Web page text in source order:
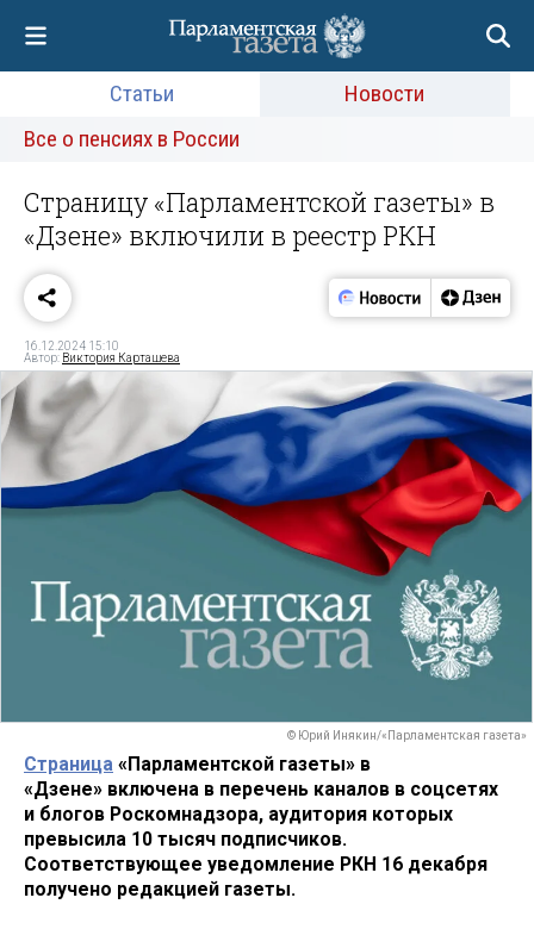
Статьи
Новости
Все о пенсиях в России
Страницу «Парламентской газеты» в
«Дзене» включили в реестр РКН
16.12.2024 15:10
Автор: Виктория Карташева
© Юрий Инякин/«Парламентская газета»
Страница «Парламентской газеты» в
«Дзене» включена в перечень каналов в соцсетях
и блогов Роскомнадзора, аудитория которых
превысила 10 тысяч подписчиков.
Соответствующее уведомление РКН 16 декабря
получено редакцией газеты.